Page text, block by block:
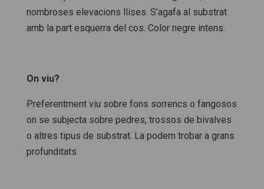
nombroses elevacions llises. S’agafa al substrat
amb la part esquerra del cos. Color negre intens.
On viu?
Preferentment viu sobre fons sorrencs o fangosos
on se subjecta sobre pedres, trossos de bivalves
o altres tipus de substrat. La podem trobar a grans
profunditats.